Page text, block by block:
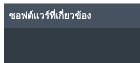
ซอฟต์แวร์ที่เกี่ยวข้อง